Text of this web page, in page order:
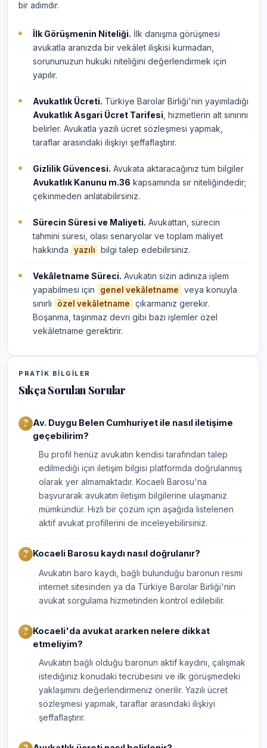
bir adımdır.
İlk Görüşmenin Niteliği. İlk danışma görüşmesi
avukatla aranızda bir vekâlet ilişkisi kurmadan,
sorununuzun hukuki niteliğini değerlendirmek için
yapılır.
Avukatlık Ücreti. Türkiye Barolar Birliği'nin yayımladığı
Avukatlık Asgari Ücret Tarifesi , hizmetlerin alt sınırını
belirler. Avukatla yazılı ücret sözleşmesi yapmak,
taraflar arasındaki ilişkiyi şeffaflaştırır.
Gizlilik Güvencesi. Avukata aktaracağınız tüm bilgiler
Avukatlık Kanunu m.36 kapsamında sır niteliğindedir;
çekinmeden anlatabilirsiniz.
Sürecin Süresi ve Maliyeti. Avukattan, sürecin
tahmini süresi, olası senaryolar ve toplam maliyet
hakkında
yazılı bilgi talep edebilirsiniz.
Vekâletname Süreci. Avukatın sizin adınıza işlem
yapabilmesi için
genel vekâletname
veya konuyla
sınırlı
özel vekâletname
çıkarmanız gerekir.
Boşanma, taşınmaz devri gibi bazı işlemler özel
vekâletname gerektirir.
PRATIK BILGILER
Sıkça Sorulan Sorular
Av. Duygu Belen Cumhuriyet ile nasıl iletişime
geçebilirim?
Bu profil henüz avukatın kendisi tarafından talep
edilmediği için iletişim bilgisi platformda doğrulanmış
olarak yer almamaktadır. Kocaeli Barosu'na
başvurarak avukatın iletişim bilgilerine ulaşmanız
mümkündür. Hızlı bir çözüm için aşağıda listelenen
aktif avukat profillerini de inceleyebilirsiniz.
Kocaeli Barosu kaydı nasıl doğrulanır?
Avukatın baro kaydı, bağlı bulunduğu baronun resmi
internet sitesinden ya da Türkiye Barolar Birliği'nin
avukat sorgulama hizmetinden kontrol edilebilir.
Kocaeli'da avukat ararken nelere dikkat
etmeliyim?
Avukatın bağlı olduğu baronun aktif kaydını, çalışmak
istediğiniz konudaki tecrübesini ve ilk görüşmedeki
yaklaşımını değerlendirmeniz önerilir. Yazılı ücret
sözleşmesi yapmak, taraflar arasındaki ilişkiyi
şeffaflaştırır.